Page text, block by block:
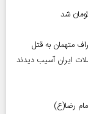
متهمان به قتل
رضا(ع)